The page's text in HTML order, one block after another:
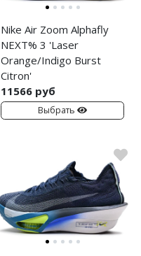
Nike Air Zoom Alphafly
NEXT% 3 'Laser
Orange/Indigo Burst
Citron'
11566 руб
Выбрать